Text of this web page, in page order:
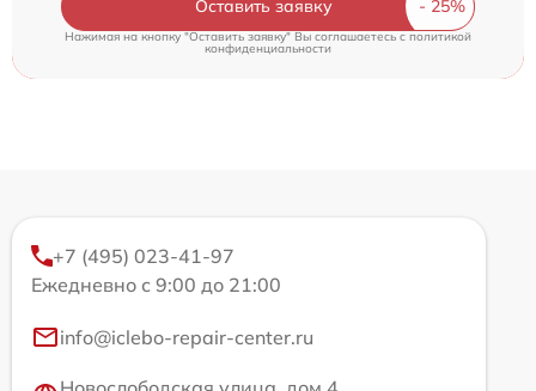
Оставить заявку
Нажимая на кнопку "Оставить заявку" Вы соглашаетесь cполитикой
конфиденциальности
+7 (495) 023-41-97
Ежедневно с 9:00 до 21:00
info@iclebo-repair-center.ru